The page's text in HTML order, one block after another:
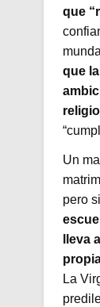
que
que
Un
pero
lleva
La